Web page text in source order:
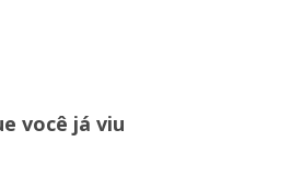
você já viu